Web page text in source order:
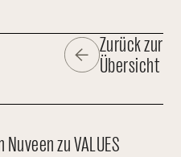
Zurück zur
Übersicht
zu VALUES